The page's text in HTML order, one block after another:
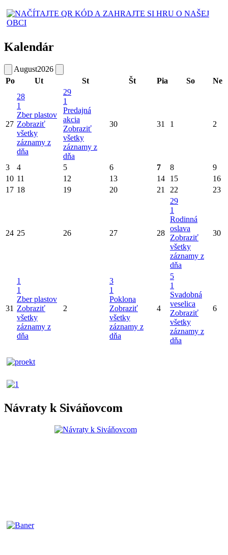
Kalendár
August2026
Po
Ut St Št Pia So Ne
27
28
1
Zber plastov
Zobraziť
všetky
záznamy z
dňa
29
1
Predajná
akcia
Zobraziť
všetky
záznamy z
dňa
30 31 1 2
3 4 5 6 7 8
9
10 11 12 13 14 15
16
17 18 19 20 21 22 23
24 25 26 27 28
29
1
Rodinná
oslava
Zobraziť
všetky
záznamy z
dňa
30
31
1
1
Zber plastov
Zobraziť
všetky
záznamy z
dňa
2
3
1
Poklona
Zobraziť
všetky
záznamy z
dňa
4
5
1
Svadobná
veselica
Zobraziť
všetky
záznamy z
dňa
6
Návraty k Siváňovcom